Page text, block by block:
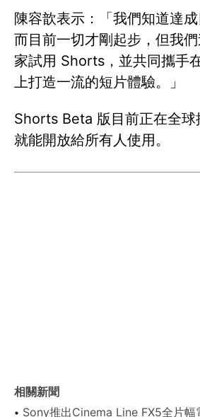
陳容歆表示：「我們知道達成
而目前一切才剛起步，但我
家試用 Shorts，並共同攜手
上打造一流的短片體驗。」
Shorts Beta 版目前正在全球
就能開放給所有人使用。
相關新聞
Sony推出Cinema Line FX5全片幅